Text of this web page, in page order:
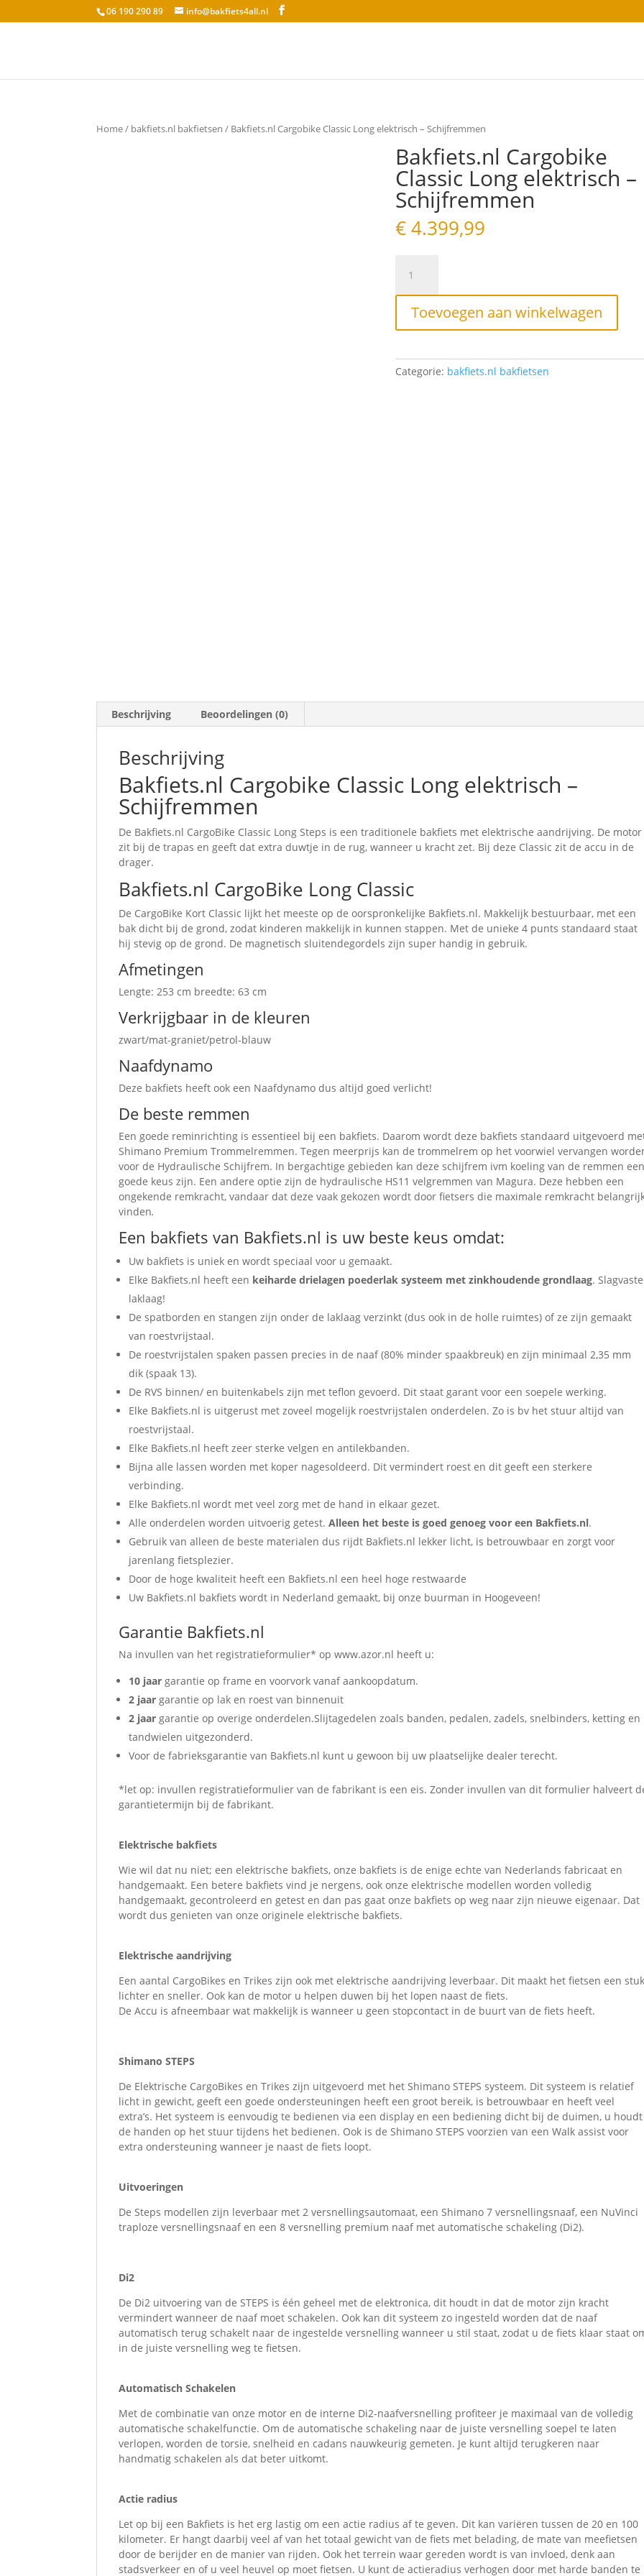
06 190 290 89 info@bakfiets4all.nl
Home/ bakfiets.nl bakfietsen / Bakfiets.nl Cargobike Classic Long elektrisch – Schijfremmen
Bakfiets.nl Cargobike
Classic Long elektrisch –
Schijfremmen
€4.399,99
Cargobike
Classic
Long
elektrisch
aantal
Toevoegen aan winkelwagen
Categorie: bakfiets.nl bakfietsen
Beschrijving Beoordelingen (0)
Beschrijving
Bakfiets.nl Cargobike Classic Long elektrisch –
Schijfremmen
De Bakfiets.nl CargoBike Classic Long Steps is een traditionele bakfiets met elektrische aandrijving. De motor
zit bij de trapas en geeft dat extra duwtje in de rug, wanneer u kracht zet. Bij deze Classic zit de accu in de
drager.
Bakfiets.nl CargoBike Long Classic
De CargoBike Kort Classic lijkt het meeste op de oorspronkelijke Bakfiets.nl. Makkelijk bestuurbaar, met een
bak dicht bij de grond, zodat kinderen makkelijk in kunnen stappen. Met de unieke 4 punts standaard staat
hij stevig op de grond. De magnetisch sluitendegordels zijn super handig in gebruik.
Afmetingen
Lengte: 253 cm breedte: 63 cm
Verkrijgbaar in de kleuren
zwart/mat-graniet/petrol-blauw
Naafdynamo
Deze bakfiets heeft ook een Naafdynamo dus altijd goed verlicht!
De beste remmen
Een goede reminrichting is essentieel bij een bakfiets. Daarom wordt deze bakfiets standaard uitgevoerd
Shimano Premium Trommelremmen. Tegen meerprijs kan de trommelrem op het voorwiel vervangen
voor de Hydraulische Schijfrem. In bergachtige gebieden kan deze schijfrem ivm koeling van de remmen
goede keus zijn. Een andere optie zijn de hydraulische HS11 velgremmen van Magura. Deze hebben een
ongekende remkracht, vandaar dat deze vaak gekozen wordt door fietsers die maximale remkracht
vinden.
Een bakfiets van Bakfiets.nl is uw beste keus omdat:
Uw bakfiets is uniek en wordt speciaal voor u gemaakt.
Elke Bakfiets.nl heeft een keiharde drielagen poederlak systeem met zinkhoudende grondlaag. Slagvaste
laklaag!
De spatborden en stangen zijn onder de laklaag verzinkt (dus ook in de holle ruimtes) of ze zijn gemaakt
van roestvrijstaal.
De roestvrijstalen spaken passen precies in de naaf (80% minder spaakbreuk) en zijn minimaal 2,35 mm
dik (spaak 13).
De RVS binnen/ en buitenkabels zijn met teflon gevoerd. Dit staat garant voor een soepele werking.
Elke Bakfiets.nl is uitgerust met zoveel mogelijk roestvrijstalen onderdelen. Zo is bv het stuur altijd van
roestvrijstaal.
Elke Bakfiets.nl heeft zeer sterke velgen en antilekbanden.
Bijna alle lassen worden met koper nagesoldeerd. Dit vermindert roest en dit geeft een sterkere
verbinding.
Elke Bakfiets.nl wordt met veel zorg met de hand in elkaar gezet.
Alle onderdelen worden uitvoerig getest.Alleen het beste is goed genoeg voor een Bakfiets.nl.
Gebruik van alleen de beste materialen dus rijdt Bakfiets.nl lekker licht, is betrouwbaar en zorgt voor
jarenlang fietsplezier.
Door de hoge kwaliteit heeft een Bakfiets.nl een heel hoge restwaarde
Uw Bakfiets.nl bakfiets wordt in Nederland gemaakt, bij onze buurman in Hoogeveen!
Garantie Bakfiets.nl
Na invullen van het registratieformulier* op www.azor.nl heeft u:
10 jaar garantie op frame en voorvork vanaf aankoopdatum.
2 jaar garantie op lak en roest van binnenuit
2 jaar garantie op overige onderdelen.Slijtagedelen zoals banden, pedalen, zadels, snelbinders, ketting en
tandwielen uitgezonderd.
Voor de fabrieksgarantie van Bakfiets.nl kunt u gewoon bij uw plaatselijke dealer terecht.
*let op: invullen registratieformulier van de fabrikant is een eis. Zonder invullen van dit formulier halveert
garantietermijn bij de fabrikant.
Elektrische bakfiets
Wie wil dat nu niet; een elektrische bakfiets, onze bakfiets is de enige echte van Nederlands fabricaat en
handgemaakt. Een betere bakfiets vind je nergens, ook onze elektrische modellen worden volledig
handgemaakt, gecontroleerd en getest en dan pas gaat onze bakfiets op weg naar zijn nieuwe eigenaar. Dat
wordt dus genieten van onze originele elektrische bakfiets.
Elektrische aandrijving
Een aantal CargoBikes en Trikes zijn ook met elektrische aandrijving leverbaar. Dit maakt het fietsen een
lichter en sneller. Ook kan de motor u helpen duwen bij het lopen naast de fiets.
De Accu is afneembaar wat makkelijk is wanneer u geen stopcontact in de buurt van de fiets heeft.
Shimano STEPS
De Elektrische CargoBikes en Trikes zijn uitgevoerd met het Shimano STEPS systeem. Dit systeem is relatief
licht in gewicht, geeft een goede ondersteuningen heeft een groot bereik, is betrouwbaar en heeft veel
extra’s. Het systeem is eenvoudig te bedienen via een display en een bediening dicht bij de duimen, u houdt
de handen op het stuur tijdens het bedienen. Ook is de Shimano STEPS voorzien van een Walk assist voor
extra ondersteuning wanneer je naast de fiets loopt.
Uitvoeringen
De Steps modellen zijn leverbaar met 2 versnellingsautomaat, een Shimano 7 versnellingsnaaf, een NuVinci
traploze versnellingsnaaf en een 8 versnelling premium naaf met automatische schakeling (Di2).
Di2
De Di2 uitvoering van de STEPS is één geheel met de elektronica, dit houdt in dat de motor zijn kracht
vermindert wanneer de naaf moet schakelen. Ook kan dit systeem zo ingesteld worden dat de naaf
automatisch terug schakelt naar de ingestelde versnelling wanneer u stil staat, zodat u de fiets klaar staat
in de juiste versnelling weg te fietsen.
Automatisch Schakelen
Met de combinatie van onze motor en de interne Di2-naafversnelling profiteer je maximaal van de volledig
automatische schakelfunctie. Om de automatische schakeling naar de juiste versnelling soepel te laten
verlopen, worden de torsie, snelheid en cadans nauwkeurig gemeten. Je kunt altijd terugkeren naar
handmatig schakelen als dat beter uitkomt.
Actie radius
Let op bij een Bakfiets is het erg lastig om een actie radius af te geven. Dit kan variëren tussen de 20 en 100
kilometer. Er hangt daarbij veel af van het totaal gewicht van de fiets met belading, de mate van meefietsen
door de berijder en de manier van rijden. Ook het terrein waar gereden wordt is van invloed, denk aan
stadsverkeer en of u veel heuvel op moet fietsen. U kunt de actieradius verhogen door met harde banden te